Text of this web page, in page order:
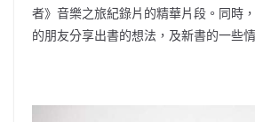
者》音樂之旅紀錄片的精華片段。同時
的朋友分享出書的想法，及新書的一些